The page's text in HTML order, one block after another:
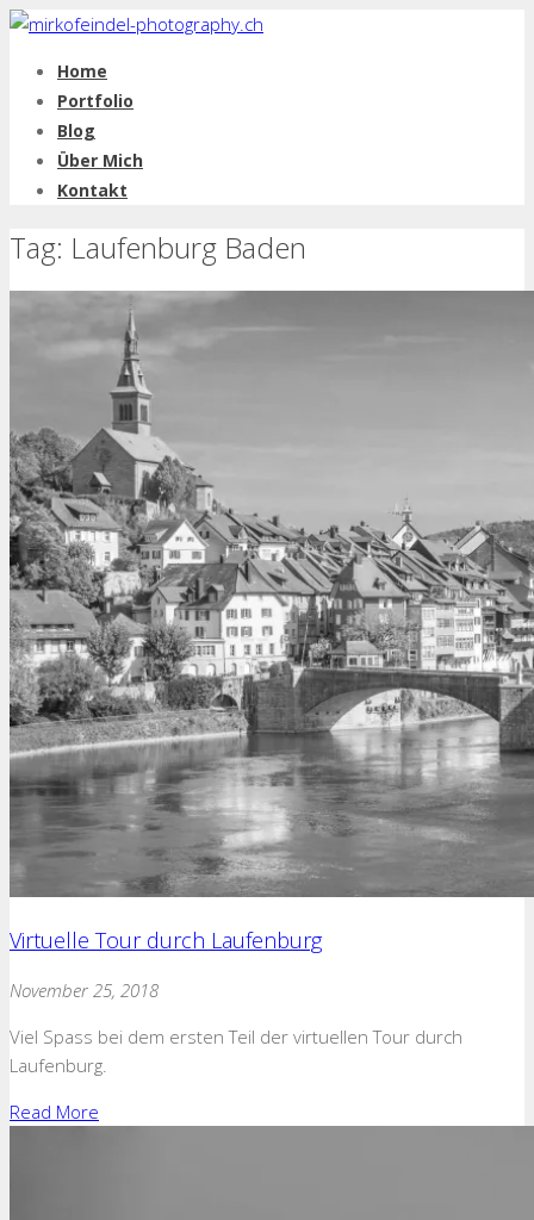
Home
Portfolio
Blog
Über Mich
Kontakt
Tag: Laufenburg Baden
Virtuelle Tour durch Laufenburg
November 25, 2018
Viel Spass bei dem ersten Teil der virtuellen Tour durch
Laufenburg.
Read More